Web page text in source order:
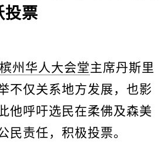
投票
槟州华人大会堂主席丹斯里
不仅关系地方发展，也影
他呼吁选民在柔佛及森美
民责任，积极投票。